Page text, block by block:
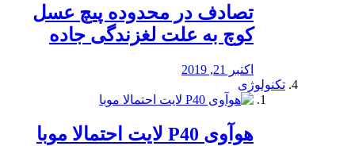
تصادف در محدوده پیچ عسل
کوچ به علت لغزندگی جاده
اکتبر 21, 2019
تکنولوژی
هوآوی P40 لایت احتمالا موبا